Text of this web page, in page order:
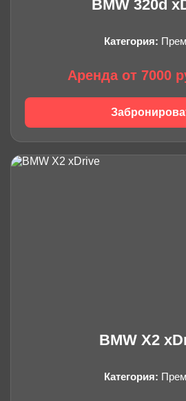
BMW 320d
Категория:
Аренда от 7000
BMW X2
Категория: